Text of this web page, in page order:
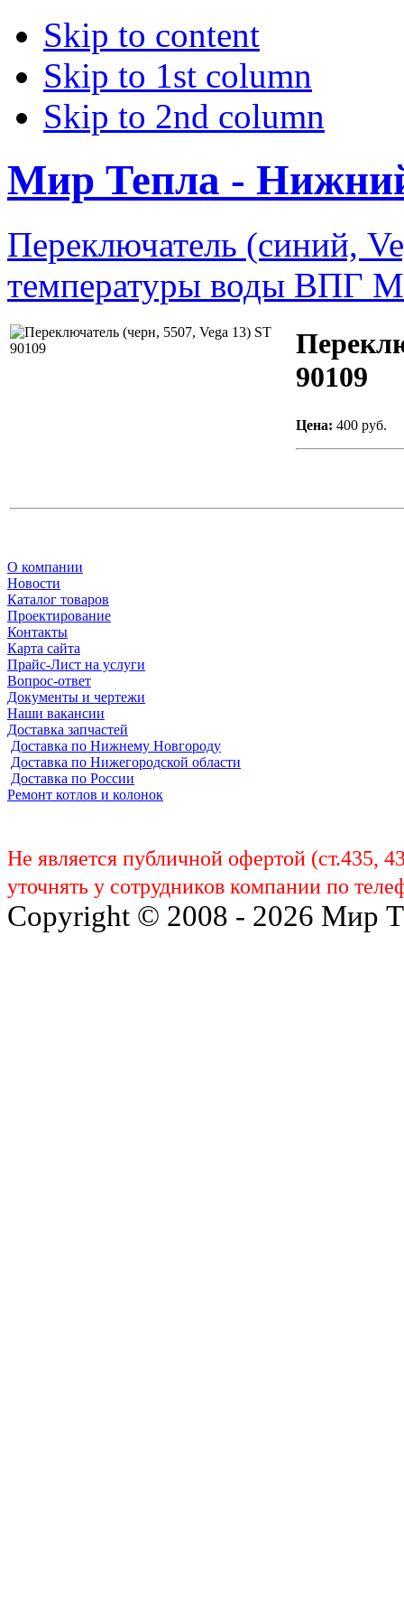
Skip to content
Skip to 1st column
Skip to 2nd column
Мир Тепла -
Переключатель (синий,
температуры воды ВПГ
90109
Цена: 400 руб.
О компании
Новости
Каталог товаров
Проектирование
Контакты
Карта сайта
Прайс-Лист на услуги
Вопрос-ответ
Документы и чертежи
Наши вакансии
Доставка запчастей
Доставка по Нижнему Новгороду
Доставка по Нижегородской области
Доставка по России
Ремонт котлов и колонок
Не является публичной офертой (ст.435,
уточнять у сотрудников компании по
Copyright © 2008 - 2026 Мир